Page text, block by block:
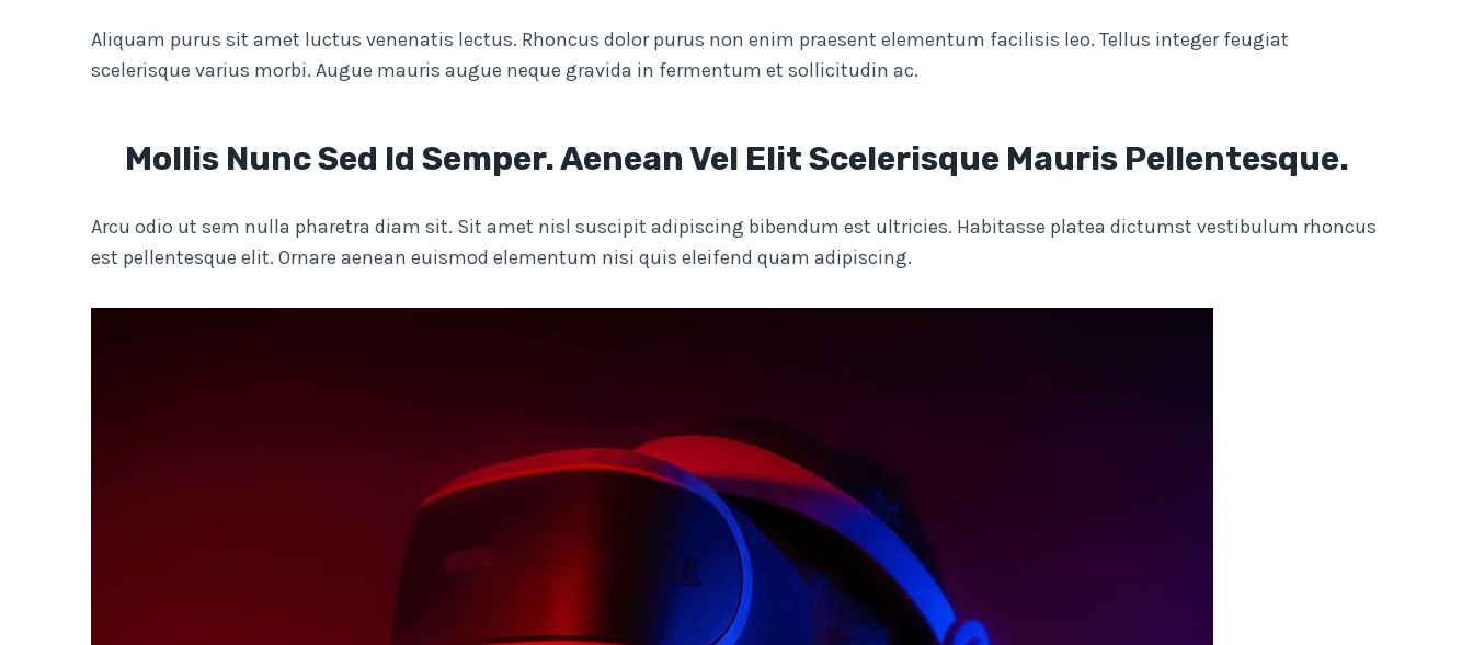
Aliquam purus sit amet luctus venenatis lectus. Rhoncus dolor purus non enim praesent elementum facilisis leo. Tellus integer feugiat
scelerisque varius morbi. Augue mauris augue neque gravida in fermentum et sollicitudin ac.
Mollis Nunc Sed Id Semper. Aenean Vel Elit Scelerisque Mauris Pellentesque.
Arcu odio ut sem nulla pharetra diam sit. Sit amet nisl suscipit adipiscing bibendum est ultricies. Habitasse platea dictumst vestibulum rhoncus
est pellentesque elit. Ornare aenean euismod elementum nisi quis eleifend quam adipiscing.